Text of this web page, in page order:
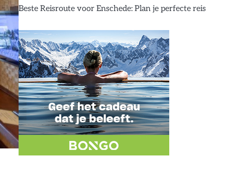
Beste Reisroute voor Enschede: Plan je perfecte reis